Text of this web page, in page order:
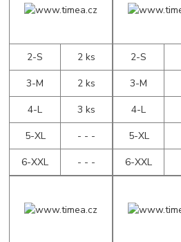
2-S
2 ks
3-M
2 ks
4-L
3 ks
5-XL
- - -
6-XXL
- - -
2-S
3-M
4-L
5-XL
6-XXL